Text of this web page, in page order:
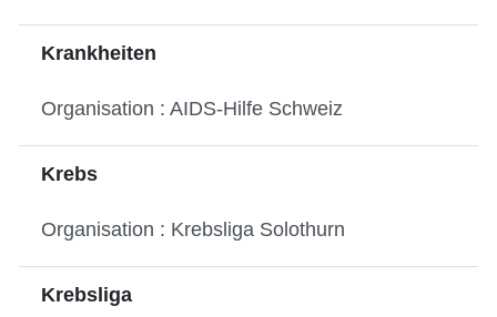
Krankheiten
Organisation : AIDS-Hilfe Schweiz
Krebs
Organisation : Krebsliga Solothurn
Krebsliga